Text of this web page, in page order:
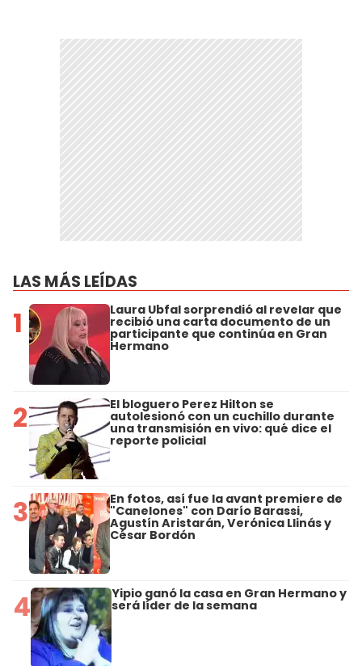
LAS MÁS LEÍDAS
1 Laura Ubfal sorprendió al revelar que
recibió una carta documento de un
participante que continúa en Gran
Hermano
2 El bloguero Perez Hilton se
autolesionó con un cuchillo durante
una transmisión en vivo: qué dice el
reporte policial
3 En fotos, así fue la avant premiere de
"Canelones" con Darío Barassi,
Agustín Aristarán, Verónica Llinás y
César Bordón
4 Yipio ganó la casa en Gran Hermano y
será líder de la semana